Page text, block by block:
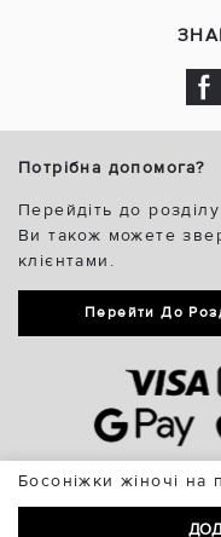
Босоніжки жіночі на
Потрібна допомога?
Перейдіть до
Ви також можете
клієнтами.
Перейти До